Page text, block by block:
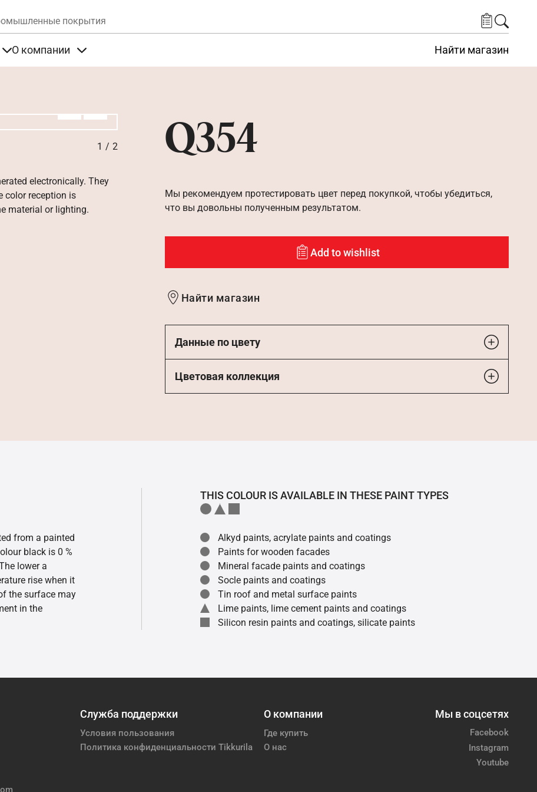
покрытия
О компании Найти магазин
Q354
1 / 2
electronically. They
color reception is
material or lighting.
Мы рекомендуем протестировать цвет перед покупкой, чтобы убедиться,
что вы довольны полученным результатом.
Add to wishlist
Найти магазин
Данные по цвету
Цветовая коллекция
from a painted
black is 0 %
lower a
rise when it
the surface may
in the
THIS COLOUR IS AVAILABLE IN THESE PAINT TYPES
Alkyd paints, acrylate paints and coatings
Paints for wooden facades
Mineral facade paints and coatings
Socle paints and coatings
Tin roof and metal surface paints
Lime paints, lime cement paints and coatings
Silicon resin paints and coatings, silicate paints
Служба поддержки
Условия пользования
Политика конфиденциальности Tikkurila
О компании
Где купить
О нас
Мы в соцсетях
Facebook
Instagram
Youtube